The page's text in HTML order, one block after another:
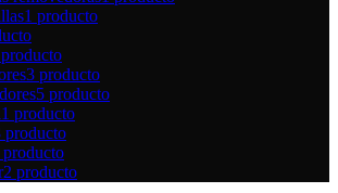
1 producto
3 producto
5 producto
producto
producto
producto
2 producto